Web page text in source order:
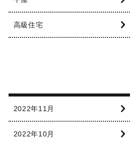
高級住宅
2022年11月
2022年10月